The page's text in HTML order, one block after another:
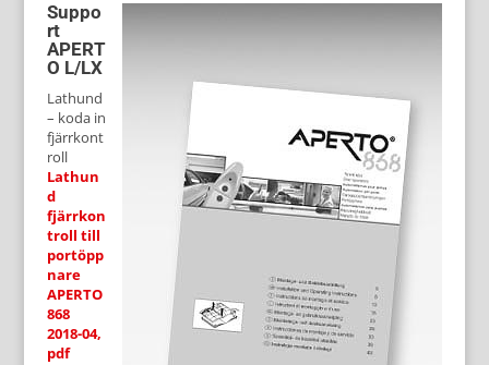
Suppo
rt
APERT
O L/LX
Lathund
– koda in
fjärrkont
roll
Lathun
d
fjärrkon
troll till
portöpp
nare
APERTO
868
2018-04,
pdf